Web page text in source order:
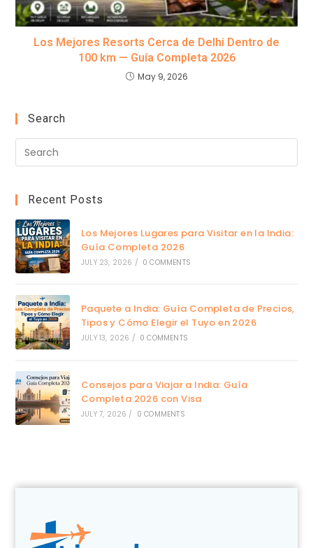
Los Mejores Resorts Cerca de Delhi Dentro de
100 km — Guía Completa 2026
May 9, 2026
Search
Recent Posts
Los Mejores Lugares para Visitar en la India:
Guía Completa 2026
JULY 23, 2026 / 0 COMMENTS
Paquete a India: Guía Completa de Precios,
Tipos y Cómo Elegir el Tuyo en 2026
JULY 13, 2026 / 0 COMMENTS
Consejos para Viajar a India: Guía
Completa 2026 con Visa
JULY 7, 2026 / 0 COMMENTS